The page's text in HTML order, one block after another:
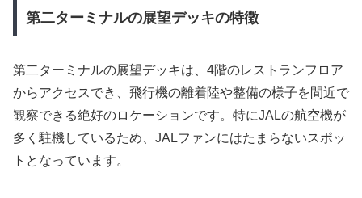
第二ターミナルの展望デッキの特徴
第二ターミナルの展望デッキは、4階のレストランフロア
からアクセスでき、飛行機の離着陸や整備の様子を間近で
観察できる絶好のロケーションです。特にJALの航空機が
多く駐機しているため、JALファンにはたまらないスポッ
トとなっています。